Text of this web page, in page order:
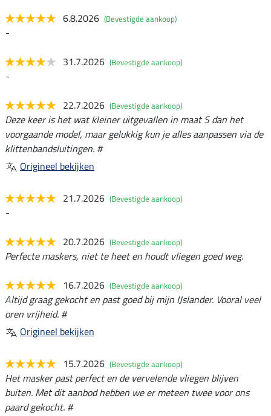
6.8.2026 (Bevestigde aankoop)
-
31.7.2026 (Bevestigde aankoop)
-
22.7.2026 (Bevestigde aankoop)
Deze keer is het wat kleiner uitgevallen in maat S dan het
voorgaande model, maar gelukkig kun je alles aanpassen via de
klittenbandsluitingen. #
Origineel bekijken
21.7.2026 (Bevestigde aankoop)
-
20.7.2026 (Bevestigde aankoop)
Perfecte maskers, niet te heet en houdt vliegen goed weg.
16.7.2026 (Bevestigde aankoop)
Altijd graag gekocht en past goed bij mijn IJslander. Vooral veel
oren vrijheid. #
Origineel bekijken
15.7.2026 (Bevestigde aankoop)
Het masker past perfect en de vervelende vliegen blijven
buiten. Met dit aanbod hebben we er meteen twee voor ons
paard gekocht. #